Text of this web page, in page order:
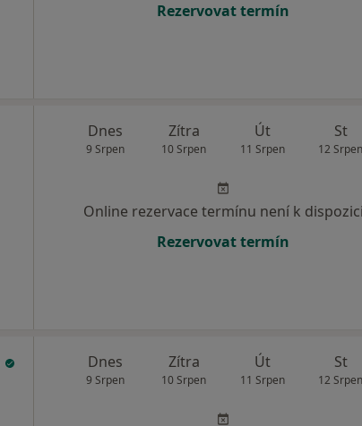
Rezervovat termín
Dnes
9 Srpen
Zítra
10 Srpen
Út
11 Srpen
St
12 Srpen
Online rezervace termínu není k dispozici
Rezervovat termín
Dnes
9 Srpen
Zítra
10 Srpen
Út
11 Srpen
St
12 Srpen